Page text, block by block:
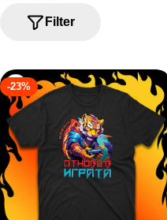
N
:
Filter
-23%